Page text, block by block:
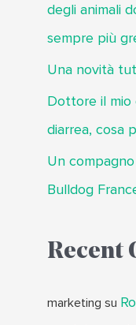
degli animali
sempre più
Una novità
Dottore il mio
diarrea, cosa
Un
Bulldog
Recent
marketing su